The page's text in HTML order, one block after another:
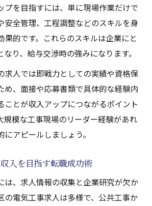
プを目指すには、単に現場作業だけで
安全管理、工程調整などのスキルを身
果的です。これらのスキルは企業にと
なり、給与交渉時の強みになります。
求人では即戦力としての実績や資格保
め、面接や応募書類で具体的な経験内
ことが収入アップにつながるポイント
規模な工事現場のリーダー経験があれ
アピールしましょう。
入を目指す転職成功術
は、求人情報の収集と企業研究が欠か
の電気工事求人は多様で、公共工事か